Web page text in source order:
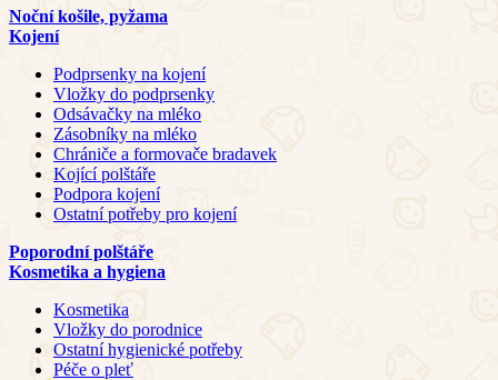
Noční košile, pyžama
Kojení
Podprsenky na kojení
Vložky do podprsenky
Odsávačky na mléko
Zásobníky na mléko
Chrániče a formovače bradavek
Kojící polštáře
Podpora kojení
Ostatní potřeby pro kojení
Poporodní polštáře
Kosmetika a hygiena
Kosmetika
Vložky do porodnice
Ostatní hygienické potřeby
Péče o pleť